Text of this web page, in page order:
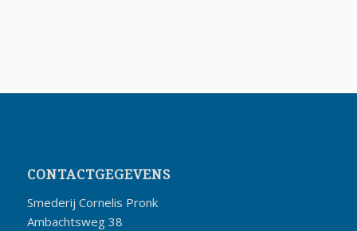
CONTACTGEGEVENS
Smederij Cornelis Pronk
Ambachtsweg 38